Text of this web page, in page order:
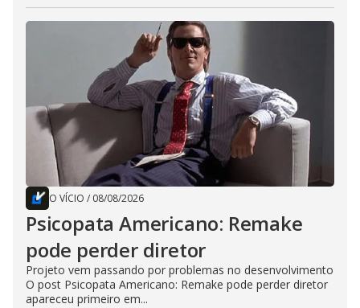
O VÍCIO / 08/08/2026
Psicopata Americano: Remake
pode perder diretor
Projeto vem passando por problemas no desenvolvimento
O post Psicopata Americano: Remake pode perder diretor
apareceu primeiro em...